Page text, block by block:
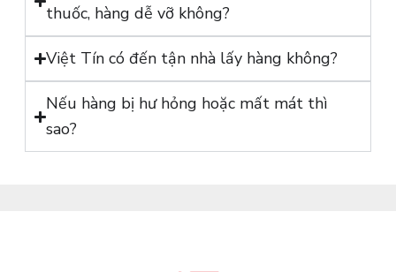
thuốc, hàng dễ vỡ không?
Việt Tín có đến tận nhà lấy hàng không?
Nếu hàng bị hư hỏng hoặc mất mát thì
sao?